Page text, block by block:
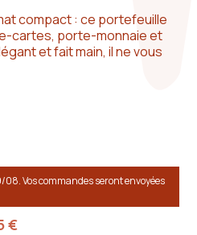
compact : ce portefeuille
cartes, porte-monnaie et
et fait main, il ne vous
Vos commandes seront envoyées
€